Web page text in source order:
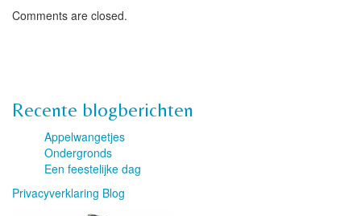
Comments are closed.
Recente blogberichten
Appelwangetjes
Ondergronds
Een feestelijke dag
Privacyverklaring Blog